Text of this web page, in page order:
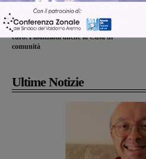
Un Ospedale di comunità a fianco del
Serristori, fondi per 2,8 milioni di
euro. Finanziata anche la Casa di
comunità
Ultime Notizie